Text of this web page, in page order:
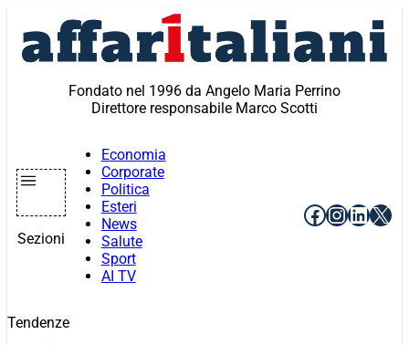
contenuto
Fondato nel 1996 da Angelo Maria Perrino
Direttore responsabile Marco Scotti
Sezioni
Economia
Corporate
Politica
Esteri
News
Salute
Sport
AI TV
Facebook
X
Tendenze